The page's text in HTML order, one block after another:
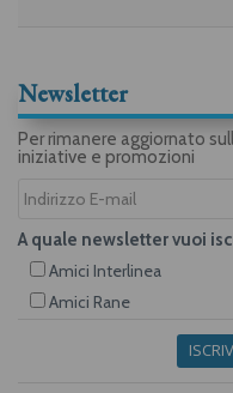
Newsletter
Per rimanere aggiornato
iniziative e promozioni
A quale newsletter vuoi
Amici Interlinea
Amici Rane